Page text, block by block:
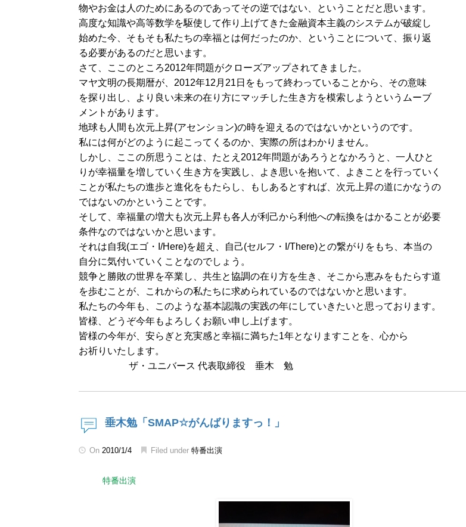
物やお金は人のためにあるのであってその逆ではない、ということだと思います。
高度な知識や高等数学を駆使して作り上げてきた金融資本主義のシステムが破綻し
始めた今、そもそも私たちの幸福とは何だったのか、ということについて、振り返
る必要があるのだと思います。
さて、ここのところ2012年問題がクローズアップされてきました。
マヤ文明の長期暦が、2012年12月21日をもって終わっていることから、その意味
を探り出し、より良い未来の在り方にマッチした生き方を模索しようというムーブ
メントがあります。
地球も人間も次元上昇(アセンション)の時を迎えるのではないかというのです。
私には何がどのように起こってくるのか、実際の所はわかりません。
しかし、ここの所思うことは、たとえ2012年問題があろうとなかろうと、一人ひと
りが幸福量を増していく生き方を実践し、よき思いを抱いて、よきことを行っていく
ことが私たちの進歩と進化をもたらし、もしあるとすれば、次元上昇の道にかなうの
ではないのかということです。
そして、幸福量の増大も次元上昇も各人が利己から利他への転換をはかることが必要
条件なのではないかと思います。
それは自我(エゴ・I/Here)を超え、自己(セルフ・I/There)との繋がりをもち、本当の
自分に気付いていくことなのでしょう。
競争と勝敗の世界を卒業し、共生と協調の在り方を生き、そこから恵みをもたらす道
を歩むことが、これからの私たちに求められているのではないかと思います。
私たちの今年も、このような基本認識の実践の年にしていきたいと思っております。
皆様、どうぞ今年もよろしくお願い申し上げます。
皆様の今年が、安らぎと充実感と幸福に満ちた1年となりますことを、心から
お祈りいたします。
ザ・ユニバース 代表取締役 垂木 勉
垂木勉「SMAP☆がんばりますっ！」
On 2010/1/4 Filed under 特番出演
特番出演